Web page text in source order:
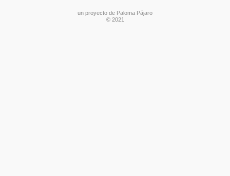
un proyecto de Paloma Pájaro
© 2021